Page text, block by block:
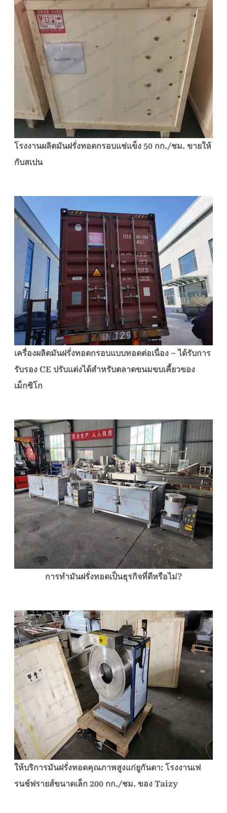
โรงงานผลิตมันฝรั่งทอดกรอบแช่แข็ง 50 กก./ชม. ขายให้
กับสเปน
เครื่องผลิตมันฝรั่งทอดกรอบแบบทอดต่อเนื่อง – ได้รับการ
รับรอง CE ปรับแต่งได้สำหรับตลาดขนมขบเคี้ยวของ
เม็กซิโก
การทำมันฝรั่งทอดเป็นธุรกิจที่ดีหรือไม่?
ให้บริการมันฝรั่งทอดคุณภาพสูงแก่ยูกันดา: โรงงานเฟ
รนช์ฟรายส์ขนาดเล็ก 200 กก./ชม. ของ Taizy